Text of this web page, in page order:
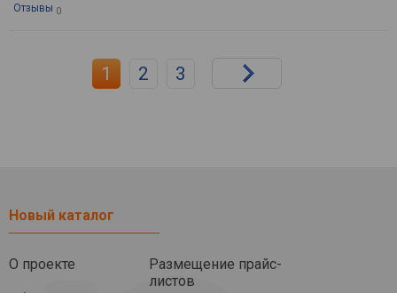
Отзывы 0
1 2 3
Новый каталог
О проекте
Размещение прайс-
листов